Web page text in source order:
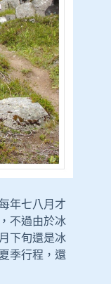
年七八月才
不過由於冰
下旬還是冰
季行程，還